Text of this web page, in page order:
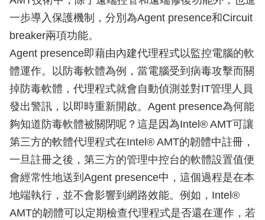
一步導入保護機制，分別為Agent presence和Circuit
breaker兩項功能。
Agent presence即藉由內建代理程式以監控電腦的軟
體運作。以防毒軟體為例，當電腦受到病毒攻擊而關
掉防毒軟體，代理程式就會自動偵測並對IT管理人員
發出警訊，以即時重新開啟。Agent presence為何能
夠知道防毒軟體被關閉呢？這是因為Intel® AMT可讓
第三方的軟體代理程式在Intel® AMT的韌體中註冊，
一旦註冊之後，第三方的管理中控台的軟體設置值便
會經常性地送到Agent presence中，這個過程是在本
地端執行，並不會影響到網路效能。例如，Intel®
AMT的韌體可以定期檢查代理程式是否還在運作，若